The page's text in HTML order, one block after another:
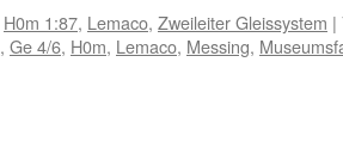
H0m 1:87, Lemaco, Zweileiter Gleissystem |
, Ge 4/6, H0m, Lemaco, Messing,